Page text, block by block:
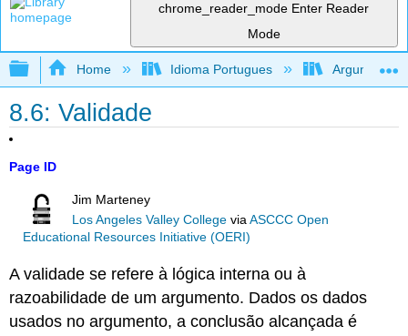
chrome_reader_mode Enter Reader
Mode
Expand/collapse global hierarchy
Home Idioma Portugues
8.6: Validade
Page ID
Jim Marteney
Los Angeles Valley College viaASCCC Open
Educational Resources Initiative (OERI)
A validade se refere à lógica interna ou à
razoabilidade de um argumento. Dados os dados
usados no argumento, a conclusão alcançada é